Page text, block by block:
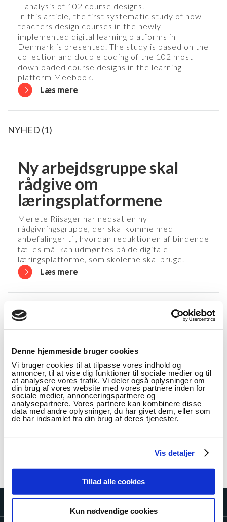
Denne hjemmeside bruger cookies
Vi bruger cookies til at tilpasse vores indhold og
annoncer, til at vise dig funktioner til sociale medier og til
at analysere vores trafik. Vi deler også oplysninger om
din brug af vores website med vores partnere inden for
sociale medier, annonceringspartnere og
analysepartnere. Vores partnere kan kombinere disse
data med andre oplysninger, du har givet dem, eller som
de har indsamlet fra din brug af deres tjenester.
Vis detaljer
Tillad alle cookies
Kun nødvendige cookies
– analysis of 102 course designs.
In this article, the first systematic study of how
teachers design courses in the newly
implemented digital learning platforms in
Denmark is presented. The study is based on the
collection and double coding of the 102 most
downloaded course designs in the learning
platform Meebook.
Læs mere
NYHED (1)
Ny arbejdsgruppe skal
rådgive om
læringsplatformene
Merete Riisager har nedsat en ny
rådgivningsgruppe, der skal komme med
anbefalinger til, hvordan reduktionen af bindende
fælles mål kan udmøntes på de digitale
læringsplatforme, som skolerne skal bruge.
Læs mere
PROJEKT (1)
Anvendelse af digitale
læringsplatforme og
læremidler
Projektet har til formål at udvikle indsatser, der
kan understøtte implementeringen af
læringsplatforme i den danske folkeskole med
LÆREMIDLER